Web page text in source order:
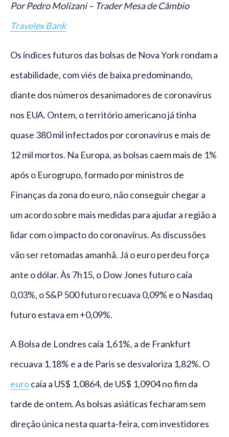
Por Pedro Molizani – Trader Mesa de Câmbio
Travelex Bank
Os índices futuros das bolsas de Nova York rondam a
estabilidade, com viés de baixa predominando,
diante dos números desanimadores de coronavírus
nos EUA. Ontem, o território americano já tinha
quase 380 mil infectados por coronavírus e mais de
12 mil mortos. Na Europa, as bolsas caem mais de 1%
após o Eurogrupo, formado por ministros de
Finanças da zona do euro, não conseguir chegar a
um acordo sobre mais medidas para ajudar a região a
lidar com o impacto do coronavírus. As discussões
vão ser retomadas amanhã. Já o euro perdeu força
ante o dólar. Às 7h15, o Dow Jones futuro caía
0,03%, o S&P 500 futuro recuava 0,09% e o Nasdaq
futuro estava em +0,09%.
A Bolsa de Londres caía 1,61%, a de Frankfurt
recuava 1,18% e a de Paris se desvaloriza 1,82%. O
eurocaía a US$ 1,0864, de US$ 1,0904 no fim da
tarde de ontem. As bolsas asiáticas fecharam sem
direção única nesta quarta-feira, com investidores